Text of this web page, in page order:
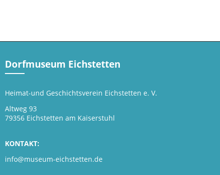
Dorfmuseum Eichstetten
Heimat-und Geschichtsverein Eichstetten e. V.
Altweg 93
79356 Eichstetten am Kaiserstuhl
KONTAKT:
info@museum-eichstetten.de